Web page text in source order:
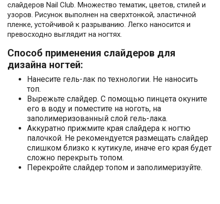
слайдеров Nail Club. Множество тематик, цветов, стилей и
узоров. Рисунок выполнен на сверхтонкой, эластичной
пленке, устойчивой к разрыванию. Легко наносится и
превосходно выглядит на ногтях.
Способ применения слайдеров для
дизайна ногтей:
Нанесите гель-лак по технологии. Не наносить
топ.
Вырежьте слайдер. С помощью пинцета окуните
его в воду и поместите на ноготь, на
заполимеризованный слой гель-лака.
Аккуратно прижмите края слайдера к ногтю
палочкой. Не рекомендуется размещать слайдер
слишком близко к кутикуле, иначе его края будет
сложно перекрыть топом.
Перекройте слайдер топом и заполимеризуйте.